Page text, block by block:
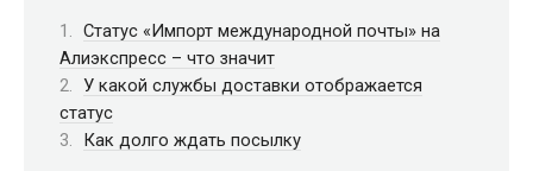
Статус «Импорт международной почты» на
Алиэкспресс – что значит
У какой службы доставки отображается
статус
Как долго ждать посылку